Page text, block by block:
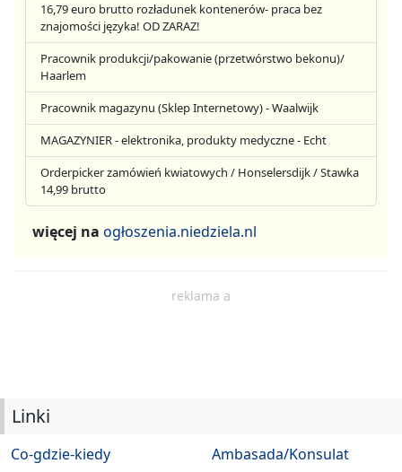
16,79 euro brutto rozładunek kontenerów- praca bez
znajomości języka! OD ZARAZ!
Pracownik produkcji/pakowanie (przetwórstwo bekonu)/
Haarlem
Pracownik magazynu (Sklep Internetowy) - Waalwijk
MAGAZYNIER - elektronika, produkty medyczne - Echt
Orderpicker zamówień kwiatowych / Honselersdijk / Stawka
14,99 brutto
więcej na ogłoszenia.niedziela.nl
reklama a
Linki
Co-gdzie-kiedy
Ambasada/Konsulat